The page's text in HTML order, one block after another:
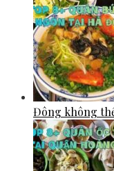
Đông không